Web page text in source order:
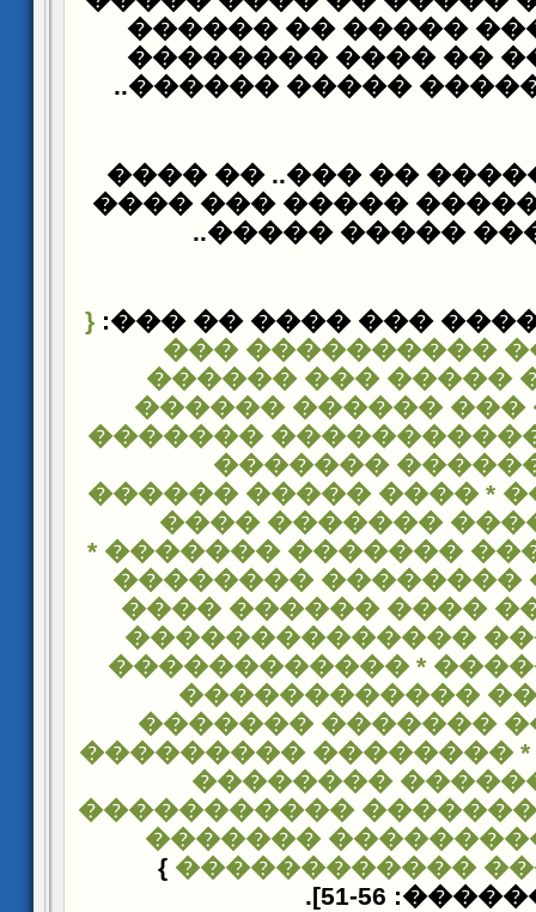
����� �� ��� �����
���� �� ��� ��
����� ��������
����� �������� ��
��������� �����
�������� �����
��� ���� ������ ���
{
��������
�������� �����
�������� ���
��������
��� �������
����������� * ����
����� �����
������� �����
���������
���������� ����
���� ������
������������� *
��������
���������
���������� *
�����������
�����������������
*
���������
}
[������: 51-